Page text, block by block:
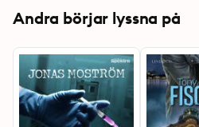
Andra börjar lyssna på